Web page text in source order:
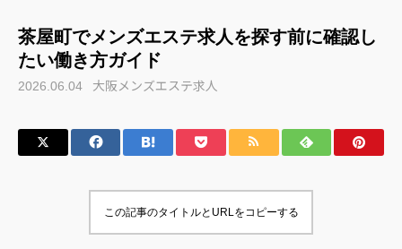
茶屋町でメンズエステ求人を探す前に確認し
たい働き方ガイド
2026.06.04 大阪メンズエステ求人
この記事のタイトルとURLをコピーする